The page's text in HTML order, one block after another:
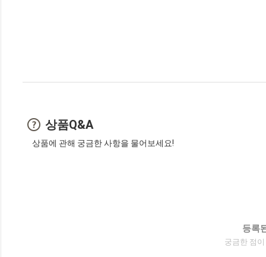
상품Q&A
상품에 관해 궁금한 사항을 물어보세요!
등록
궁금한 점